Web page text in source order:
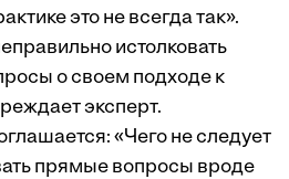
это не всегда так».
истолковать
о своем подходе к
эксперт.
«Чего не следует
прямые вопросы вроде